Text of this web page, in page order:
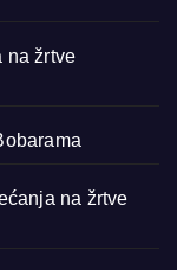
na žrtve
na žrtve